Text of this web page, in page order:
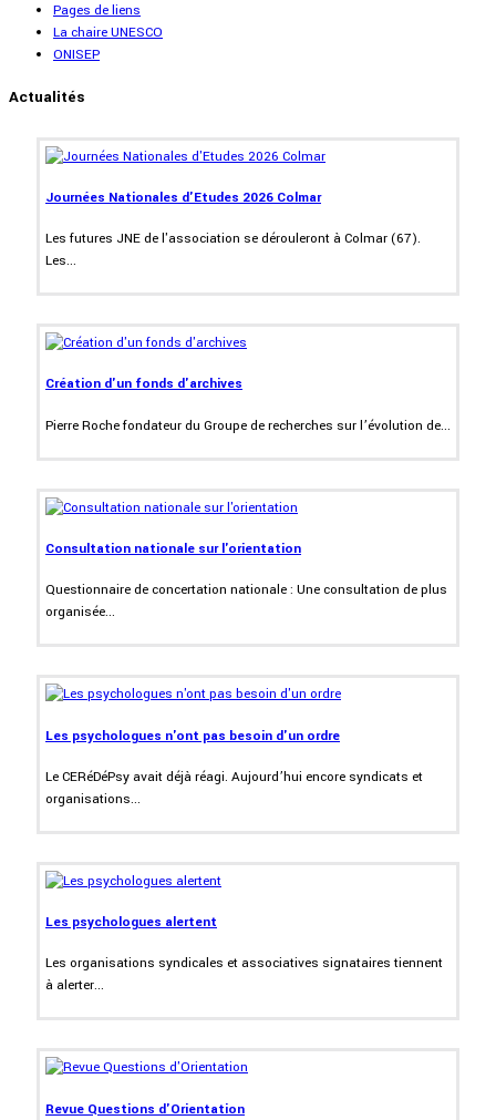
Pages de liens
La chaire UNESCO
ONISEP
Actualités
Journées Nationales d'Etudes 2026 Colmar
Les futures JNE de l'association se dérouleront à Colmar (67).
Les...
Création d'un fonds d'archives
Pierre Roche fondateur du Groupe de recherches sur l’évolution de...
Consultation nationale sur l'orientation
Questionnaire de concertation nationale : Une consultation de plus
organisée...
Les psychologues n'ont pas besoin d'un ordre
Le CERéDéPsy avait déjà réagi. Aujourd’hui encore syndicats et
organisations...
Les psychologues alertent
Les organisations syndicales et associatives signataires tiennent
à alerter...
Revue Questions d'Orientation